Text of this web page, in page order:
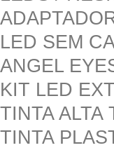
LED SEM
ANGEL
KIT LED
TINTA ALTA
TINTA